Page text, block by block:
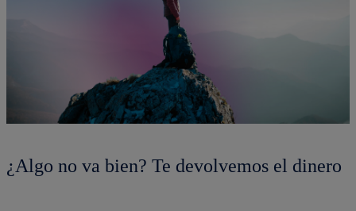
¿Algo no va bien? Te devolvemos el dinero